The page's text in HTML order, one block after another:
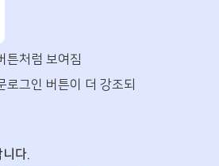
튼처럼 보여짐
그인 버튼이 더 강조되
다.